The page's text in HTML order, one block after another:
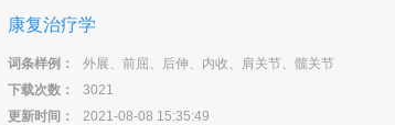
康复治疗学
词条样例：
外展、前屈、后伸、内收、肩关节、髋关节
下载次数：
3021
更新时间：
2021-08-08 15:35:49